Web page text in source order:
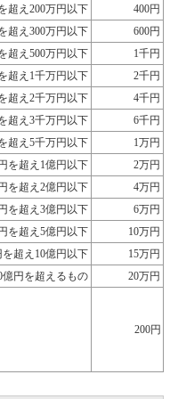
超え200万円以下
400円
超え300万円以下
600円
超え500万円以下
1千円
超え1千万円以下
2千円
超え2千万円以下
4千円
超え3千万円以下
6千円
超え5千万円以下
1万円
を超え1億円以下
2万円
を超え2億円以下
4万円
を超え3億円以下
6万円
を超え5億円以下
10万円
を超え10億円以下
15万円
億円を超えるもの
20万円
200円